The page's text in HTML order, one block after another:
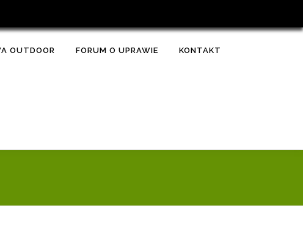
OUTDOOR FORUM O UPRAWIE KONTAKT